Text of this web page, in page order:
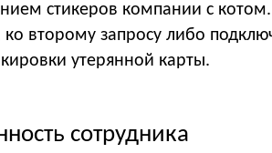
стикеров компании с
второму запросу либо
утерянной карты.
сотрудника